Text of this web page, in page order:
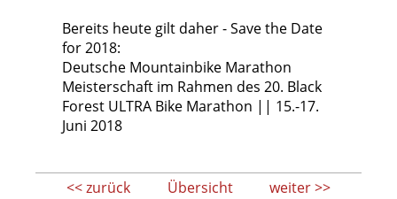
Bereits heute gilt daher - Save the Date
for 2018:
Deutsche Mountainbike Marathon
Meisterschaft im Rahmen des 20. Black
Forest ULTRA Bike Marathon || 15.-17.
Juni 2018
<< zurück weiter >>
Übersicht